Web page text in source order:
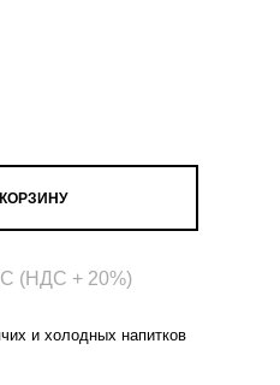
(НДС + 20%)
и холодных напитков